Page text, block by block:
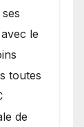
le
toutes
de